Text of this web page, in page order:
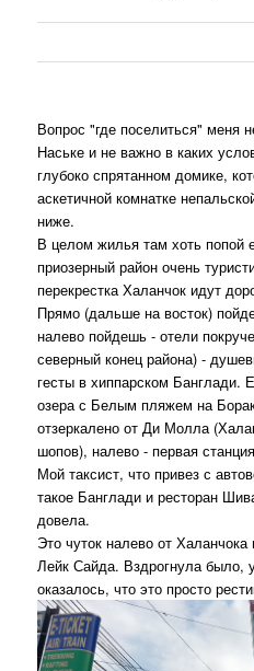
Вопрос "где поселиться" меня
Наське и не важно в каких
глубоко спрятанном домике,
аскетичной комнатке
ниже.
В целом жилья там хоть попой
приозерный район очень
перекрестка Халанчок идут
Прямо (дальше на восток)
налево пойдешь - отели
северный конец района) -
гесты в хиппарском Банглади.
озера с Белым пляжем на
отзеркалено от Ди Молла
шопов), налево - первая
Мой таксист, что привез с
такое Банглади и ресторан
довела.
Это чуток налево от
Лейк Сайда. Вздрогнула было,
оказалось, что это просто